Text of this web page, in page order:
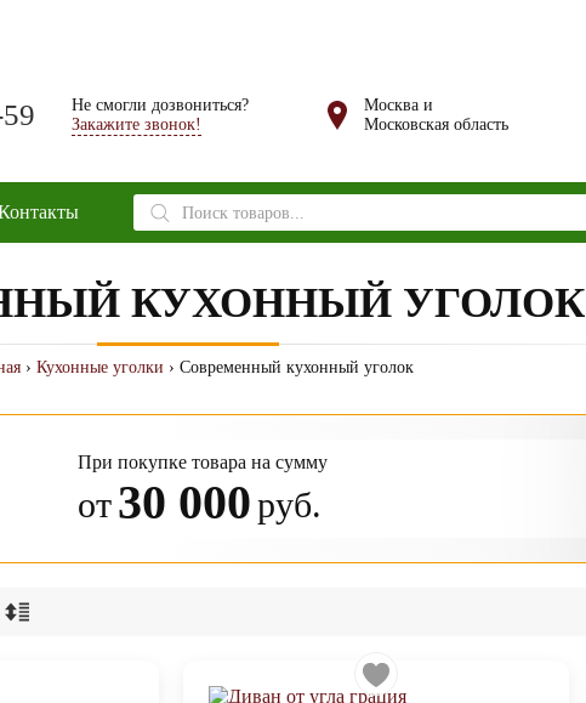
Не смогли дозвониться?
Закажите звонок!
Москва и
Московская область
Поиск
товаров
КУХОННЫЙ УГОЛОК
› Кухонные уголки › Современный кухонный уголок
При покупке товара на сумму
от30 000руб.